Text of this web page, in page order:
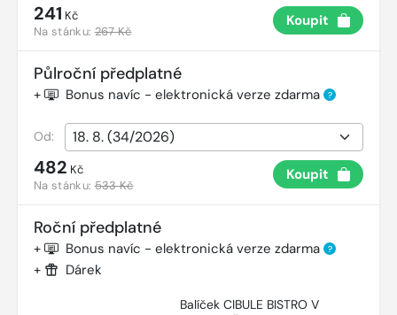
241 Kč
Na stánku:267 Kč
Koupit
Půlroční předplatné
+ Bonus navíc - elektronická verze zdarma ?
Od:
482 Kč
Na stánku:533 Kč
Koupit
Roční předplatné
+ Bonus navíc - elektronická verze zdarma ?
+ Dárek
Balíček CIBULE BISTRO V